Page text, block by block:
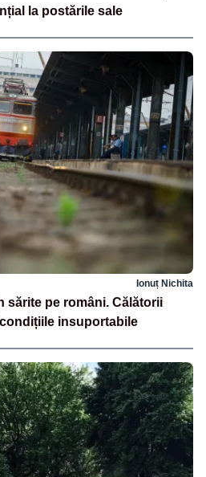
la postările sale
Ionuț Nichita
sărite pe români. Călătorii
insuportabile